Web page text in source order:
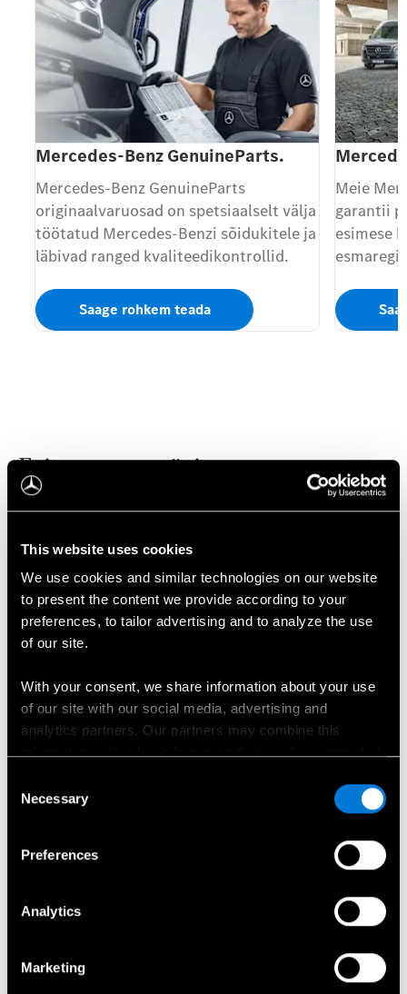
This website uses cookies
We use cookies and similar technologies on our website
to present the content we provide according to your
preferences, to tailor advertising and to analyze the use
of our site.
With your consent, we share information about your use
of our site with our social media, advertising and
analytics partners. Our partners may combine this
their services.
settings displayed in this banner. You can withdraw or
the bottom of our website.
Selection
Necessary
Preferences
Analytics
Marketing
Mercedes-Benz GenuineParts.
Mercedes-Benz GenuineParts
originaalvaruosad on spetsiaalselt välja
töötatud Mercedes-Benzi sõidukitele ja
läbivad ranged kvaliteedikontrollid.
Saage rohkem teada
Meie
garantii
esimese
Esitage oma päring
Seleccionar concesionario
Palun valige...
Nombre*
Apellido*
Correo electrónico
Privaatsustingimused